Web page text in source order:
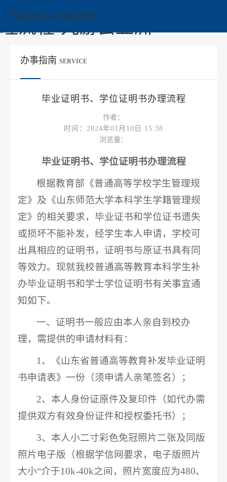
毕业证明书、学位证明书办
理流程-九游会亚洲
九游会亚洲-ag8九游会j9登录
办事指南 SERVICE
毕业证明书、学位证明书办理流程
作者：
时间：2024年01月10日 15:38
浏览量：
毕业证明书、学位证明书办理流程
根据教育部《普通高等学校学生管理规
定》及《山东师范大学本科学生学籍管理规
定》的相关要求，毕业证书和学位证书遗失
或损坏不能补发，经学生本人申请，学校可
出具相应的证明书，证明书与原证书具有同
等效力。现就我校普通高等教育本科学生补
办毕业证明书和学士学位证明书有关事宜通
知如下。
一、证明书一般应由本人亲自到校办
理，需提供的申请材料有：
1、《山东省普通高等教育补发毕业证明
书申请表》一份（须申请人亲笔签名）；
2、本人身份证原件及复印件（如代办需
提供双方有效身份证件和授权委托书）；
3、本人小二寸彩色免冠照片二张及同版
照片电子版（根据学信网要求，电子版照片
大小“介于10k-40k之间，照片宽度应为480、